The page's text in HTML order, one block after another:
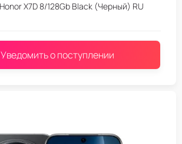
X7D 8/128Gb Black (Черный) RU
Уведомить о поступлении